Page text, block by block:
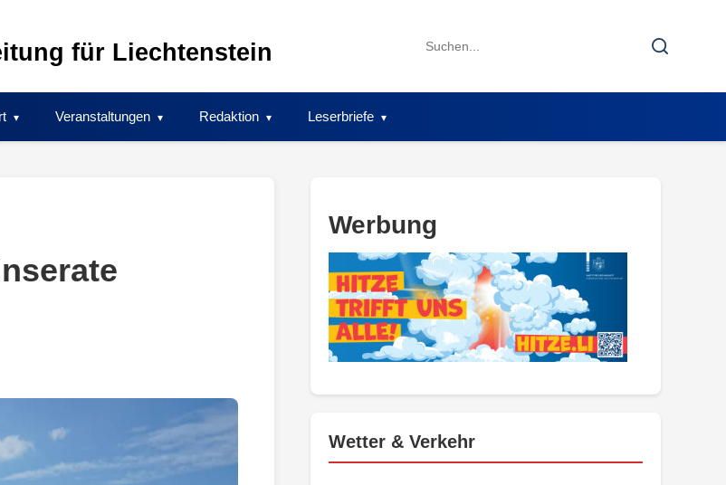
für Liechtenstein
Search
Search
Veranstaltungen Redaktion Leserbriefe
Werbung
Wetter & Verkehr